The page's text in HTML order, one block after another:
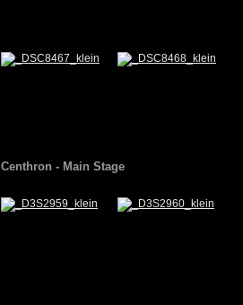
Centhron - Main Stage